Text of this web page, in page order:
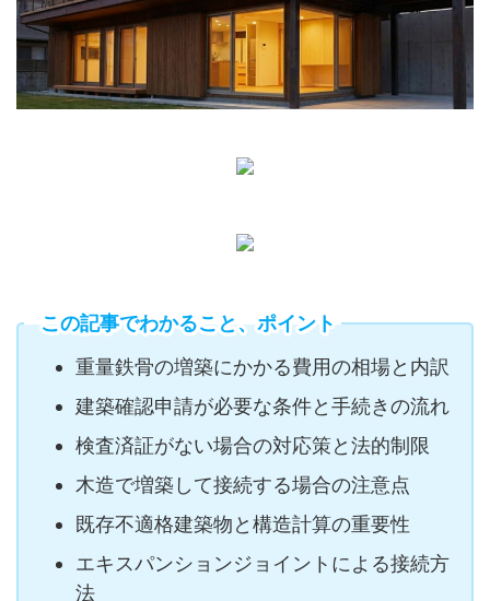
この記事でわかること、ポイント
重量鉄骨の増築にかかる費用の相場と内訳
建築確認申請が必要な条件と手続きの流れ
検査済証がない場合の対応策と法的制限
木造で増築して接続する場合の注意点
既存不適格建築物と構造計算の重要性
エキスパンションジョイントによる接続方
法